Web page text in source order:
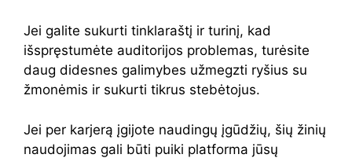
Jei galite sukurti tinklaraštį ir turinį, kad
išspręstumėte auditorijos problemas, turėsite
daug didesnes galimybes užmegzti ryšius su
žmonėmis ir sukurti tikrus stebėtojus.
Jei per karjerą įgijote naudingų įgūdžių, šių žinių
naudojimas gali būti puiki platforma jūsų